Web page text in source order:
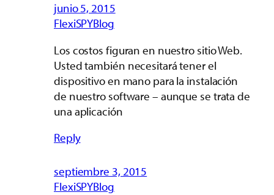
junio 5, 2015
FlexiSPYBlog
Los costos figuran en nuestro sitio Web.
Usted también necesitará tener el
dispositivo en mano para la instalación
de nuestro software – aunque se trata de
una aplicación
Reply
septiembre 3, 2015
FlexiSPYBlog